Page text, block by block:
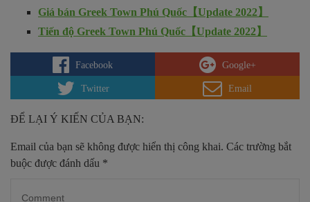
Giá bán Greek Town Phú Quốc【Update 2022】
Tiến độ Greek Town Phú Quốc【Update 2022】
Facebook Google+
Twitter Email
ĐỂ LẠI Ý KIẾN CỦA BẠN:
Email của bạn sẽ không được hiển thị công khai. Các trường bắt
buộc được đánh dấu *